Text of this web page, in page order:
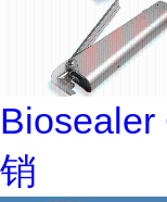
Biosealer
销